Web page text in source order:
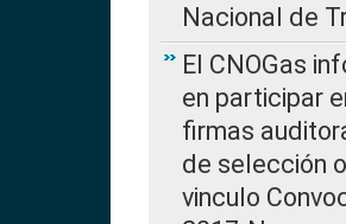
Nacional de
El CNOGas
en participar
firmas
de selección
vinculo